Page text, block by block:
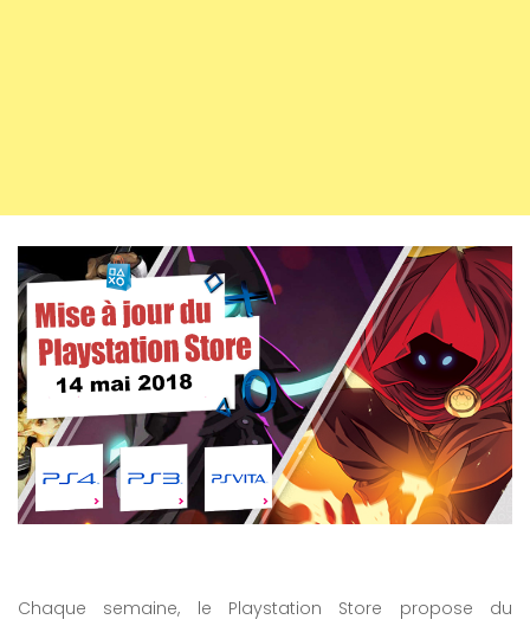
Chaque semaine, le Playstation Store propose du